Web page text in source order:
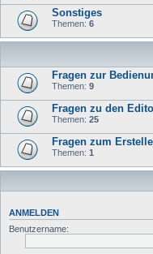
Sonstiges
Themen: 6
Fragen zur
Themen: 9
Fragen zu den
Themen: 25
Fragen zum
Themen: 1
ANMELDEN
Benutzername: